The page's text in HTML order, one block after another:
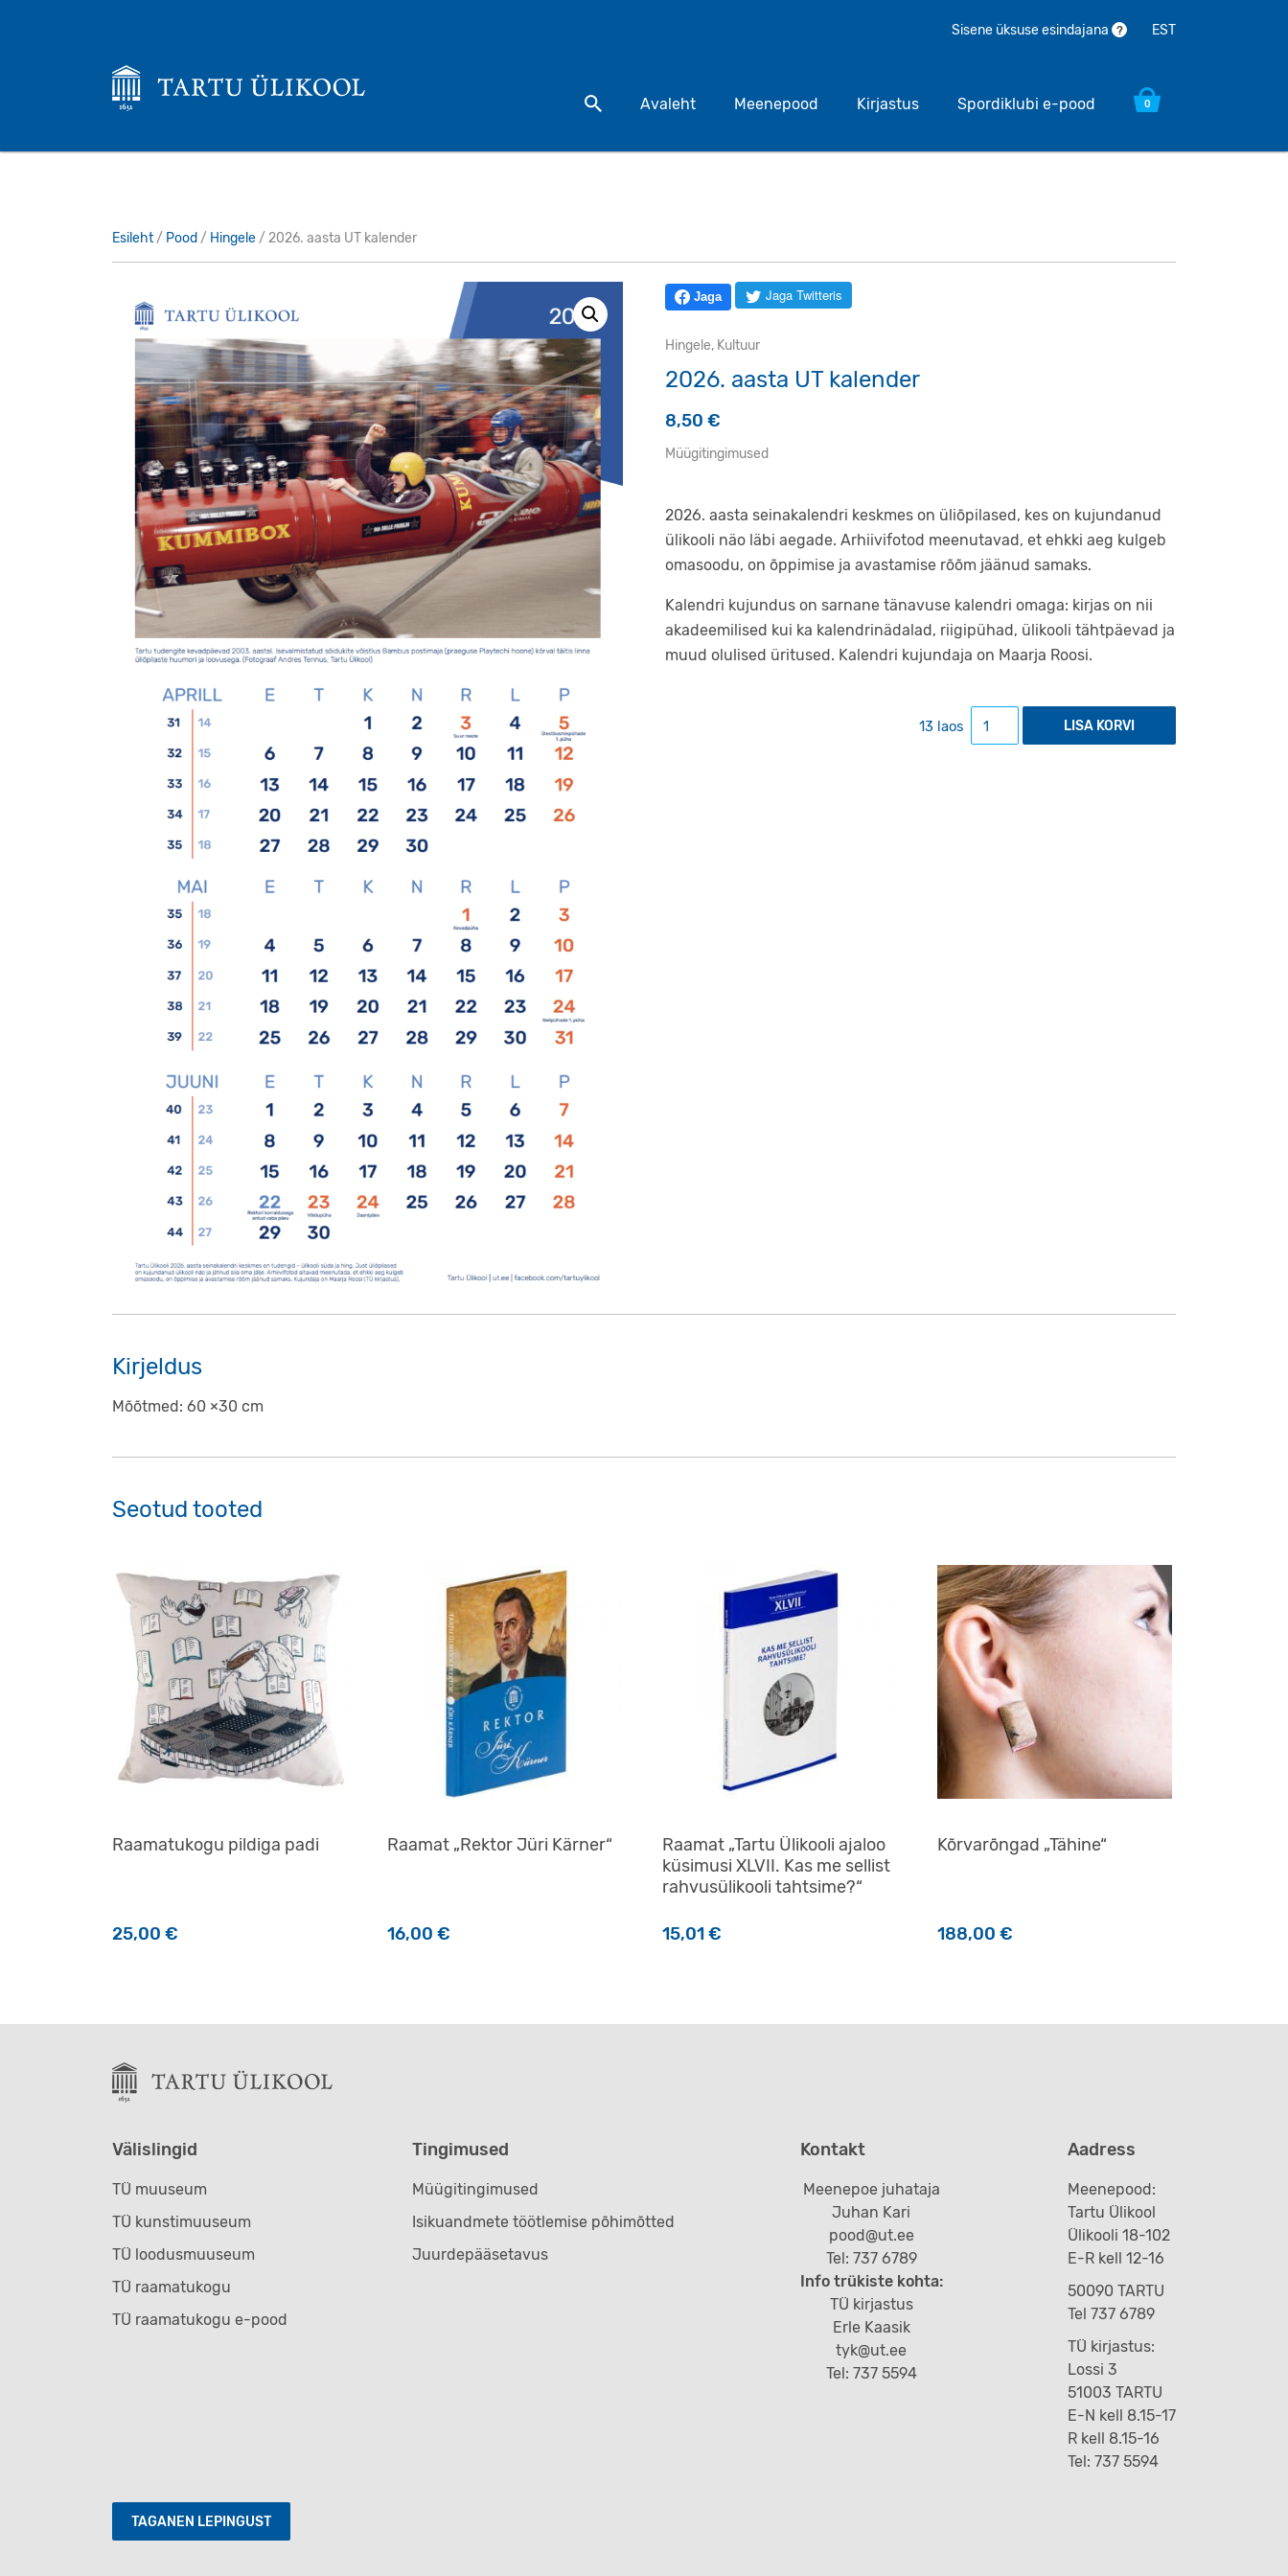
Sisene üksuse esindajana ? EST
Otsi toodetAvaleht Meenepood Kirjastus Spordiklubi e-pood 0
Esileht/ Pood / Hingele/ 2026. aasta UT kalender
Jaga Jaga Twitteris
Hingele, Kultuur
2026. aasta UT kalender
8,50€
Müügitingimused
2026. aasta seinakalendri keskmes on üliõpilased, kes on kujundanud
ülikooli näo läbi aegade. Arhiivifotod meenutavad, et ehkki aeg kulgeb
omasoodu, on õppimise ja avastamise rõõm jäänud samaks.
Kalendri kujundus on sarnane tänavuse kalendri omaga: kirjas on nii
akadeemilised kui ka kalendrinädalad, riigipühad, ülikooli tähtpäevad ja
muud olulised üritused. Kalendri kujundaja on Maarja Roosi.
13 laos
2026. aasta UT kalender kogus
LISA KORVI
Kirjeldus
Mõõtmed: 60 ×30 cm
Seotud tooted
Raamatukogu pildiga padi
25,00 €
Raamat „Rektor Jüri Kärner“
16,00 €
Raamat „Tartu Ülikooli ajaloo
küsimusi XLVII. Kas me sellist
rahvusülikooli tahtsime?“
15,01€
Kõrvarõngad „Tähine“
188,00 €
Välislingid
TÜ muuseum
TÜ kunstimuuseum
TÜ loodusmuuseum
TÜ raamatukogu
TÜ raamatukogu e-pood
Tingimused
Müügitingimused
Isikuandmete töötlemise põhimõtted
Juurdepääsetavus
Kontakt
Meenepoe juhataja
Juhan Kari
pood@ut.ee
Tel: 737 6789
Info trükiste kohta:
TÜ kirjastus
Erle Kaasik
tyk@ut.ee
Tel: 737 5594
Aadress
Meenepood:
Tartu Ülikool
Ülikooli 18-102
E-R kell 12-16
50090 TARTU
Tel 737 6789
TÜ kirjastus:
Lossi 3
51003 TARTU
E-N kell 8.15-17
R kell 8.15-16
Tel: 737 5594
TAGANEN LEPINGUST